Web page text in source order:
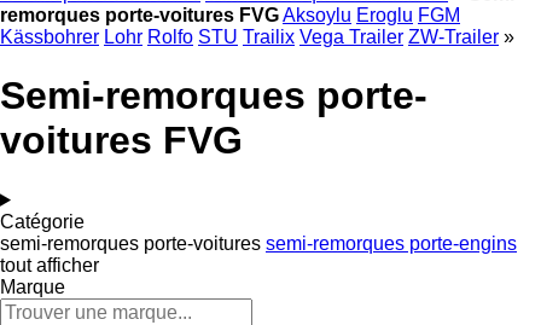
remorques porte-voitures FVGAksoylu Eroglu FGM
Kässbohrer Lohr Rolfo STU Trailix Vega Trailer ZW-Trailer »
Semi-remorques porte-
voitures FVG
Catégorie
semi-remorques porte-voitures semi-remorques porte-engins
tout afficher
Marque